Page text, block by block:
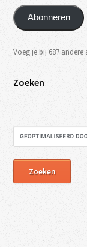
Abonneren
Voeg je bij 687 andere
Zoeken